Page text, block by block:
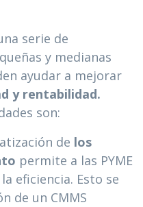
serie de
y medianas
ayudar a mejorar
y rentabilidad.
son:
de los
permite a las PYME
eficiencia. Esto se
de un CMMS